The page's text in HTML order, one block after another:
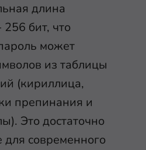
длина
бит, что
может
из таблицы
(кириллица,
препинания и
Это достаточно
современного